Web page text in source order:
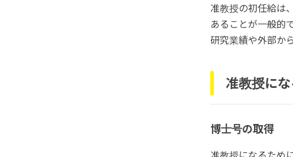
准教授の初任給は
あることが一般的
研究業績や外部か
准教授に
博士号の取得